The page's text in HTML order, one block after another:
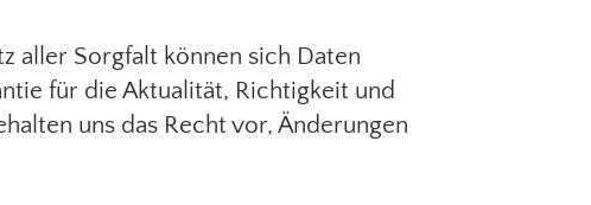
aller Sorgfalt können sich Daten
für die Aktualität, Richtigkeit und
uns das Recht vor, Änderungen